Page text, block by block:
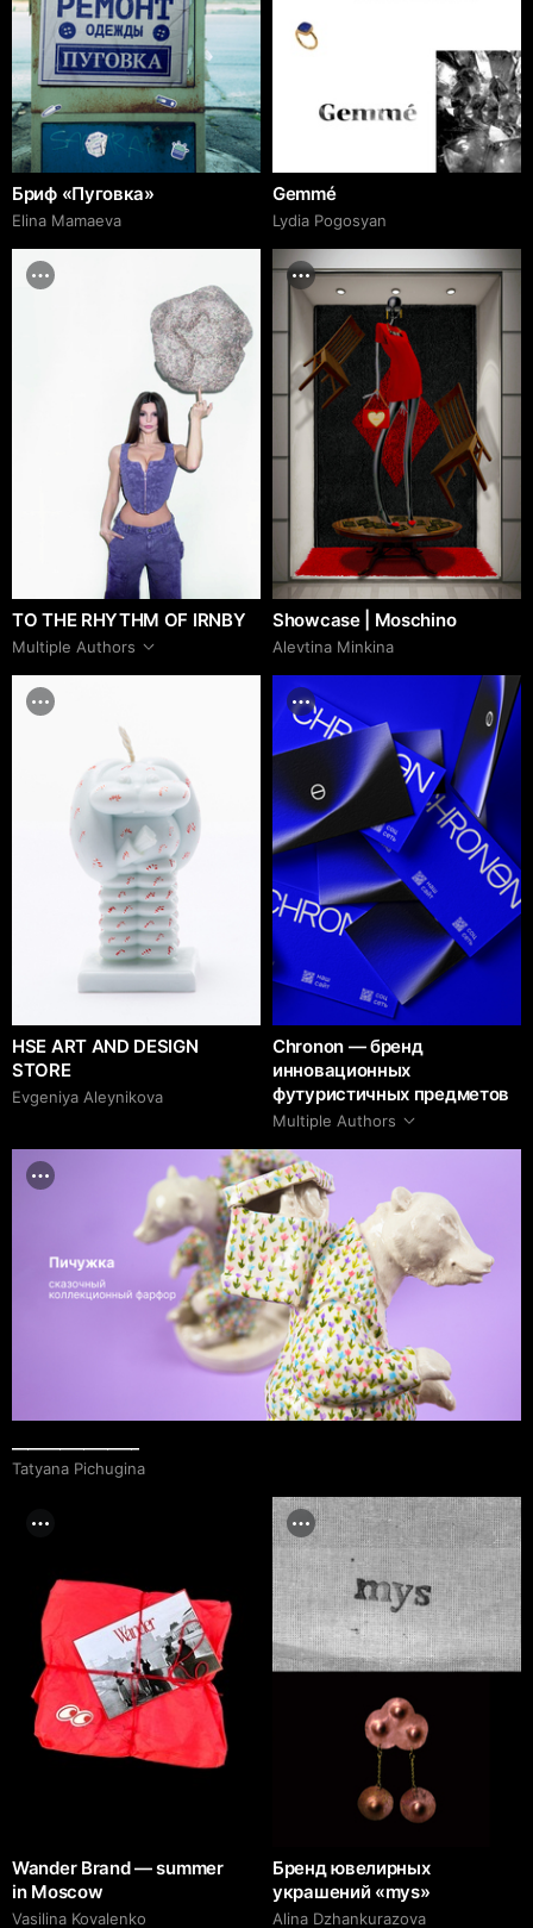
Бриф «Пуговка»
Elina Mamaeva
Gemmé
Lydia Pogosyan
TO THE RHYTHM OF IRNBY
Multiple Authors
Showcase | Moschino
Alevtina Minkina
HSE ART AND DESIGN
STORE
Evgeniya Aleynikova
Tatyana Pichugina
Chronon — бренд
инновационных
футуристичных предметов
Multiple Authors
Wander Brand — summer
in Moscow
Vasilina Kovalenko
Бренд ювелирных
украшений «mys»
Alina Dzhankurazova